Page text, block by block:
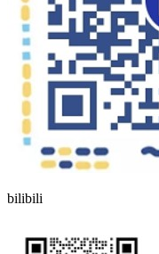
bilibili